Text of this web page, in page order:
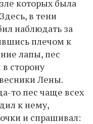
которых была
в тени
наблюдать за
плечом к
лапы, пес
сторону
Лены.
то пес чаще всех
к нему,
и спрашивал: